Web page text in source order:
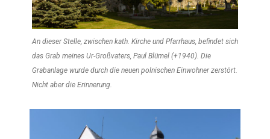
An dieser Stelle, zwischen kath. Kirche und Pfarrhaus, befindet sich
das Grab meines Ur-Großvaters, Paul Blümel (+1940). Die
Grabanlage wurde durch die neuen polnischen Einwohner zerstört.
Nicht aber die Erinnerung.